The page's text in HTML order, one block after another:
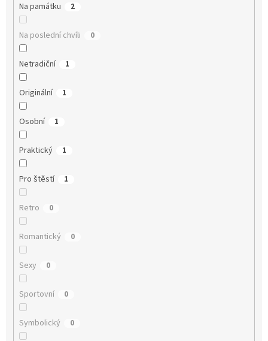
Na památku 2
Na poslední chvíli 0
Netradiční 1
Originální 1
Osobní 1
Praktický 1
Pro štěstí 1
Retro 0
Romantický 0
Sexy 0
Sportovní 0
Symbolický 0